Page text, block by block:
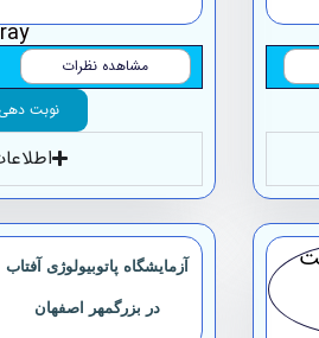
مشاهده نظرات
نوبت دهی
آزمایشگاه پاتوبیولوژی آفتاب
‏در بزرگمهر اصفهان